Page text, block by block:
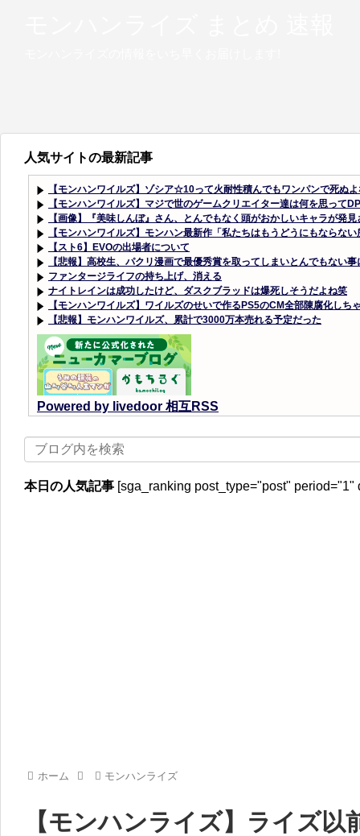
人気サイトの最新記事
【モンハンワイルズ】ゾシア☆10って火耐性積んでもワンパンで死ぬ
【モンハンワイルズ】マジで世のゲームクリエイター達は何を思って
【画像】『美味しんぼ』さん、とんでもなく頭がおかしいキャラが発見
【モンハンワイルズ】モンハン最新作「私たちはもうどうにもならな
【スト6】EVOの出場者について
【悲報】高校生、パクリ漫画で最優秀賞を取ってしまいとんでもない事
ファンタージライフの持ち上げ、消える
ナイトレインは成功したけど、ダスクブラッドは爆死しそうだよね笑
【モンハンワイルズ】ワイルズのせいで作るPS5のCM全部陳腐化しち
【悲報】モンハンワイルズ、累計で3000万本売れる予定だった
Powered by livedoor 相互RSS
本日の人気記事 [sga_ranking post_type="post" period="1"
ホーム モンハンライズ
【モンハンライズ】ライズ